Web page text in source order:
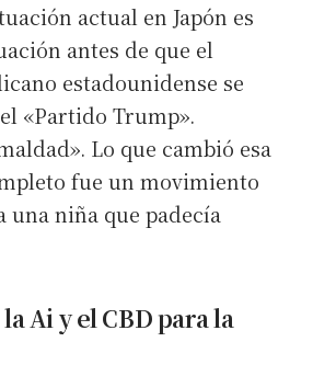
actual en Japón es
antes de que el
estadounidense se
«Partido Trump».
Lo que cambió esa
fue un movimiento
una niña que padecía
Ai y el CBD para la